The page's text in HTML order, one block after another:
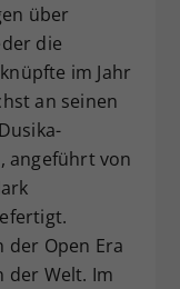
über
die
im Jahr
an seinen
angeführt von
der Open Era
der Welt. Im